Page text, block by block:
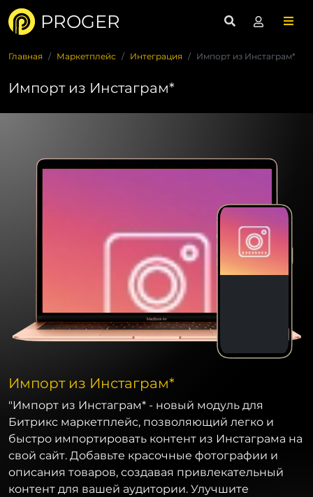
PROGER
Главная Маркетплейс Интеграция Импорт из Инстаграм*
Импорт из Инстаграм*
Импорт из Инстаграм*
"Импорт из Инстаграм* - новый модуль для
Битрикс маркетплейс, позволяющий легко и
быстро импортировать контент из Инстаграма на
свой сайт. Добавьте красочные фотографии и
описания товаров, создавая привлекательный
контент для вашей аудитории. Улучшите